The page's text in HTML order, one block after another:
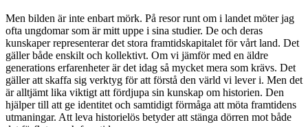
Men bilden är inte enbart mörk. På resor runt om i landet möter jag
ofta ungdomar som är mitt uppe i sina studier. De och deras
kunskaper representerar det stora framtidskapitalet för vårt land. Det
gäller både enskilt och kollektivt. Om vi jämför med en äldre
generations erfarenheter är det idag så mycket mera som krävs. Det
gäller att skaffa sig verktyg för att förstå den värld vi lever i. Men det
är alltjämt lika viktigt att fördjupa sin kunskap om historien. Den
hjälper till att ge identitet och samtidigt förmåga att möta framtidens
utmaningar. Att leva historielös betyder att stänga dörren mot både